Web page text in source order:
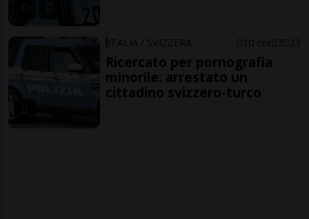
ITALIA / SVIZZERA 10 ore 3 23
Ricercato per pornografia
minorile: arrestato un
cittadino svizzero-turco